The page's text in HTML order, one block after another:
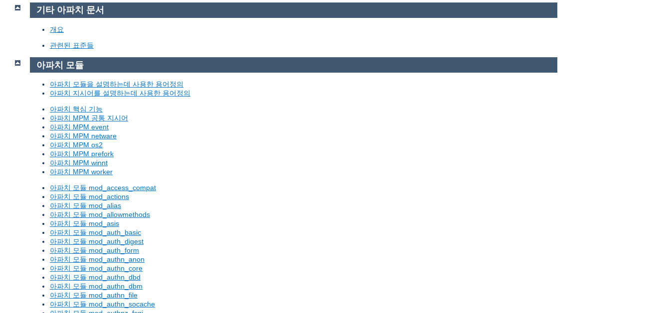
기타 아파치 문서
개요
관련된 표준들
아파치 모듈
아파치 모듈을 설명하는데 사용한 용어정의
아파치 지시어를 설명하는데 사용한 용어정의
아파치 핵심 기능
아파치 MPM 공통 지시어
아파치 MPM event
아파치 MPM netware
아파치 MPM os2
아파치 MPM prefork
아파치 MPM winnt
아파치 MPM worker
아파치 모듈 mod_access_compat
아파치 모듈 mod_actions
아파치 모듈 mod_alias
아파치 모듈 mod_allowmethods
아파치 모듈 mod_asis
아파치 모듈 mod_auth_basic
아파치 모듈 mod_auth_digest
아파치 모듈 mod_auth_form
아파치 모듈 mod_authn_anon
아파치 모듈 mod_authn_core
아파치 모듈 mod_authn_dbd
아파치 모듈 mod_authn_dbm
아파치 모듈 mod_authn_file
아파치 모듈 mod_authn_socache